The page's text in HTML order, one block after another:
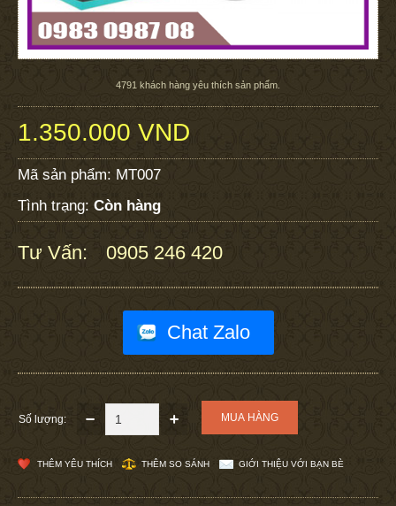
4791 khách hàng yêu thích sản phẩm.
1.350.000 VND
Mã sản phẩm: MT007
Tình trạng: Còn hàng
Tư Vấn: 0905 246 420
Chat Zalo
Số lượng:
THÊM YÊU THÍCH THÊM SO SÁNH GIỚI THIỆU VỚI BẠN BÈ